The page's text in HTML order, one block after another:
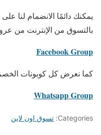
يمكنك دائمًا الانضمام لنا
بالتسوق من الإنترنت من
Facebook Group
كما نعرض كل كوبونات
Whatsapp Group
Categories: تسوق اون لاين